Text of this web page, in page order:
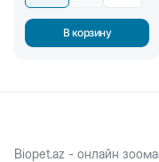
В корзину
Biopet.az - онлайн